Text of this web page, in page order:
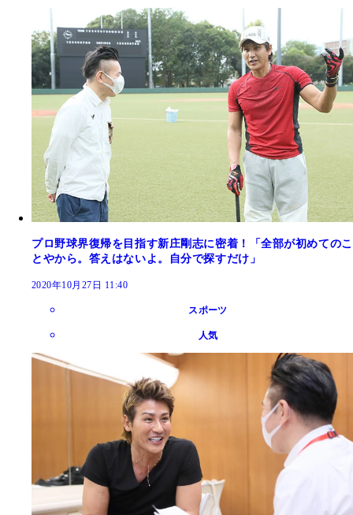
プロ野球界復帰を目指す新庄剛志に密着！「全部が初めてのこ
とやから。答えはないよ。自分で探すだけ」
2020年10月27日 11:40
スポーツ
人気